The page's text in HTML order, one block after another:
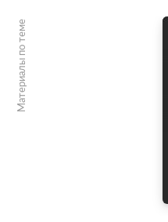
Материалы по теме